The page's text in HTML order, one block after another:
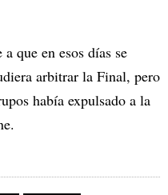
que en esos días se
arbitrar la Final, pero
había expulsado a la